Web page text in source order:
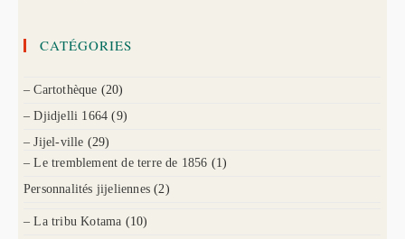
CATÉGORIES
– Cartothèque (20)
– Djidjelli 1664 (9)
– Jijel-ville (29)
– Le tremblement de terre de 1856 (1)
Personnalités jijeliennes (2)
– La tribu Kotama (10)